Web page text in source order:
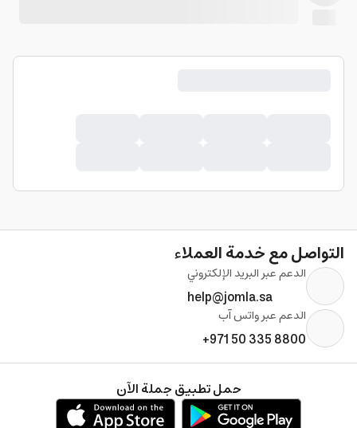
التواصل مع خدمة العملاء
الدعم عبر البريد الإلكتروني
help@jomla.sa
الدعم عبر واتس آب
+971 50 335 8800
حمل تطبيق جملة الآن